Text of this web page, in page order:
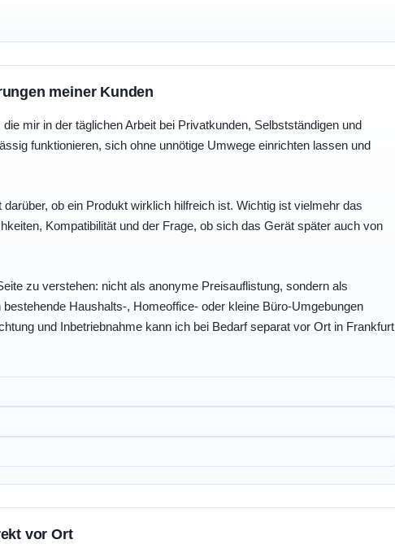
meiner Kunden
mir in der täglichen Arbeit bei Privatkunden, Selbstständigen und
funktionieren, sich ohne unnötige Umwege einrichten lassen und
ob ein Produkt wirklich hilfreich ist. Wichtig ist vielmehr das
Kompatibilität und der Frage, ob sich das Gerät später auch von
zu verstehen: nicht als anonyme Preisauflistung, sondern als
Haushalts-, Homeoffice- oder kleine Büro-Umgebungen
und Inbetriebnahme kann ich bei Bedarf separat vor Ort in Frankfurt
vor Ort